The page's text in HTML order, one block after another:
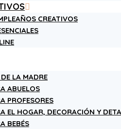
CREATIVOS
LA MADRE
ABUELOS
PROFESORES
EL HOGAR, DECORACIÓN Y
BEBÉS